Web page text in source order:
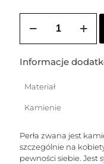
Choker
Informacje
Materiał
Kamienie
Perła zwana jest
szczególnie na
pewności siebie. Jest